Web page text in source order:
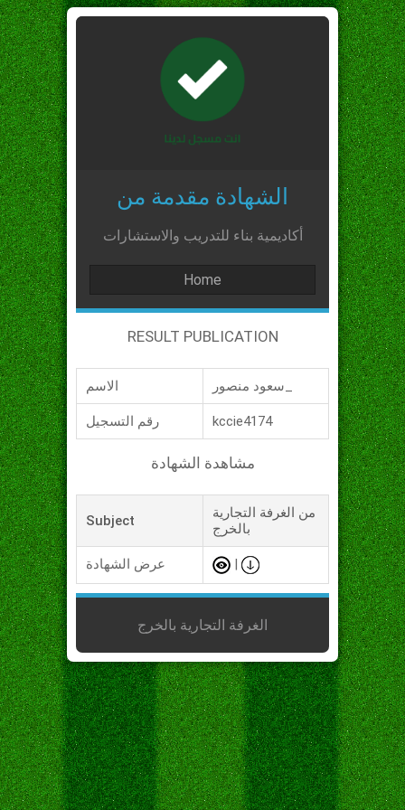
الشهادة مقدمة من
أكاديمية بناء للتدريب والاستشارات
Home
RESULT PUBLICATION
الاسم
رقم التسجيل kccie4174
مشاهدة الشهادة
Subject
من الغرفة التجارية
بالخرج
عرض الشهادة
الغرفة التجارية بالخرج